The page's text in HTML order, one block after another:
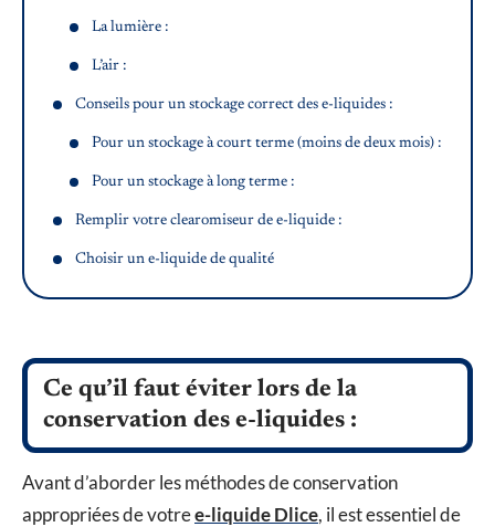
La lumière :
L’air :
Conseils pour un stockage correct des e-liquides :
Pour un stockage à court terme (moins de deux mois) :
Pour un stockage à long terme :
Remplir votre clearomiseur de e-liquide :
Choisir un e-liquide de qualité
Ce qu’il faut éviter lors de la
conservation des e-liquides :
Avant d’aborder les méthodes de conservation
appropriées de votree-liquide Dlice, il est essentiel de